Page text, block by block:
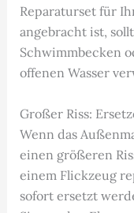
Reparaturset für
angebracht ist,
Schwimmbecken
offenen Wasser
Großer Riss:
Wenn das
einen größeren
einem Flickzeug
sofort ersetzt